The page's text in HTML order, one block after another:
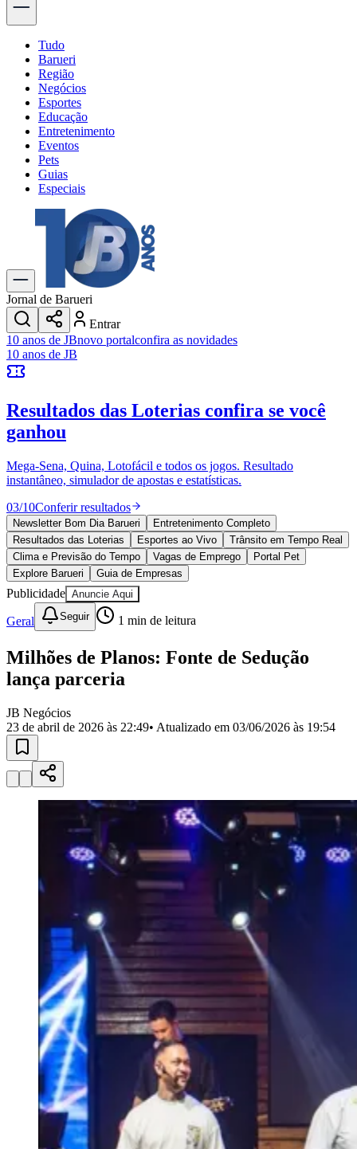
Tudo
Barueri
Região
Negócios
Esportes
Educação
Entretenimento
Eventos
Pets
Guias
Especiais
Explore Tudo
Últimas Notícias
Previsão do Tempo
Trânsito e Rotas
Dia a Dia & Lazer
Transportes
Gastronomia
Cinema & Shows
JogosNovo
Anuncie no Portal
Cadastrar Empresa
Divulgar Vagas
Política
Esportes
Saúde
Segurança
Cultura
Meio Ambiente
Obras
Educação
Bairros de Barueri
Selecione sua regiãoPara notícias da sua região
JubranBelval
VistaCalifórniaCarapicuíbaCentroChácaras MarcoCidades da
Região
Militar
Califórnia Jardim dos Altos
Esperança Jardim Graziela
Jardim Paraíso Jardim PaulistaJardim ReginaliceJardim São
Jardim São PedroJardim São Silvestre Jardim SilveiraJardim
Jardim Tupanci Nova Aldeinha Osasco
Parque dos
Parque Imperial Parque Santa Luzia Parque VianaPirapora
do Bom JesusRecanto Phrynéa
Santana de
Parnaíba
Vale do Sol Vila Boa Vista
do Conde
Vila Nossa Sra. da
Vila PortoVotupoca
Para Sua Empresa
Anuncie no Portal
Guia de Empresas
Divulgar VagasNovo
Publicidade Legal
Negócios Regionais
Turismo
Segurança Regional
Hospitais Estaduais
Parques & Represas
Cidades da Região
Santana de Parnaíba
Osasco Carapicuíba Jandira ItapeviCotiaPirapora
do Bom JesusAraçariguama Cajamar Caieiras
Franco da
Jornal de Barueri
Entrar
10 anos de JBnovo portalconfira as novidades
10 anos de JB
Resultados das Loterias confira se você
ganhou
Mega-Sena, Quina, Lotofácil e todos os jogos. Resultado
instantâneo, simulador de apostas e estatísticas.
03/10Conferir resultados
Newsletter Bom Dia Barueri
Entretenimento Completo
Resultados das Loterias
Esportes ao Vivo
Trânsito em Tempo Real
Clima e Previsão do Tempo
Vagas de Emprego
Portal Pet
Explore Barueri
Guia de Empresas
Publicidade Anuncie Aqui
Geral Seguir 1 min de leitura
Milhões de Planos: Fonte de Sedução
lança parceria
JB Negócios
23 de abril de 2026 às 22:49• Atualizado em 03/06/2026 às 19:54